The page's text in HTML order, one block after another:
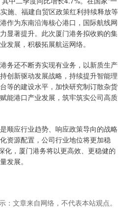
施、福建自贸区政策红利持续释放等
作为东南沿海核心港口，国际航线网
显著提升。此次厦门港务拟收购的集
发展，积极拓展航运网络。
务还不断夯实现有业务，以新质生产
创新驱动发展战略，持续提升智能理
等的建设水平，加快研究制订散杂货
能港口产业发展，筑牢筑实公司高质
顺应行业趋势、响应政策导向的战略
资源配置，公司行业地位将更加稳
化，厦门港务将以更高效、更稳健的
发展。
：文章来自网络，不代表本站观点。